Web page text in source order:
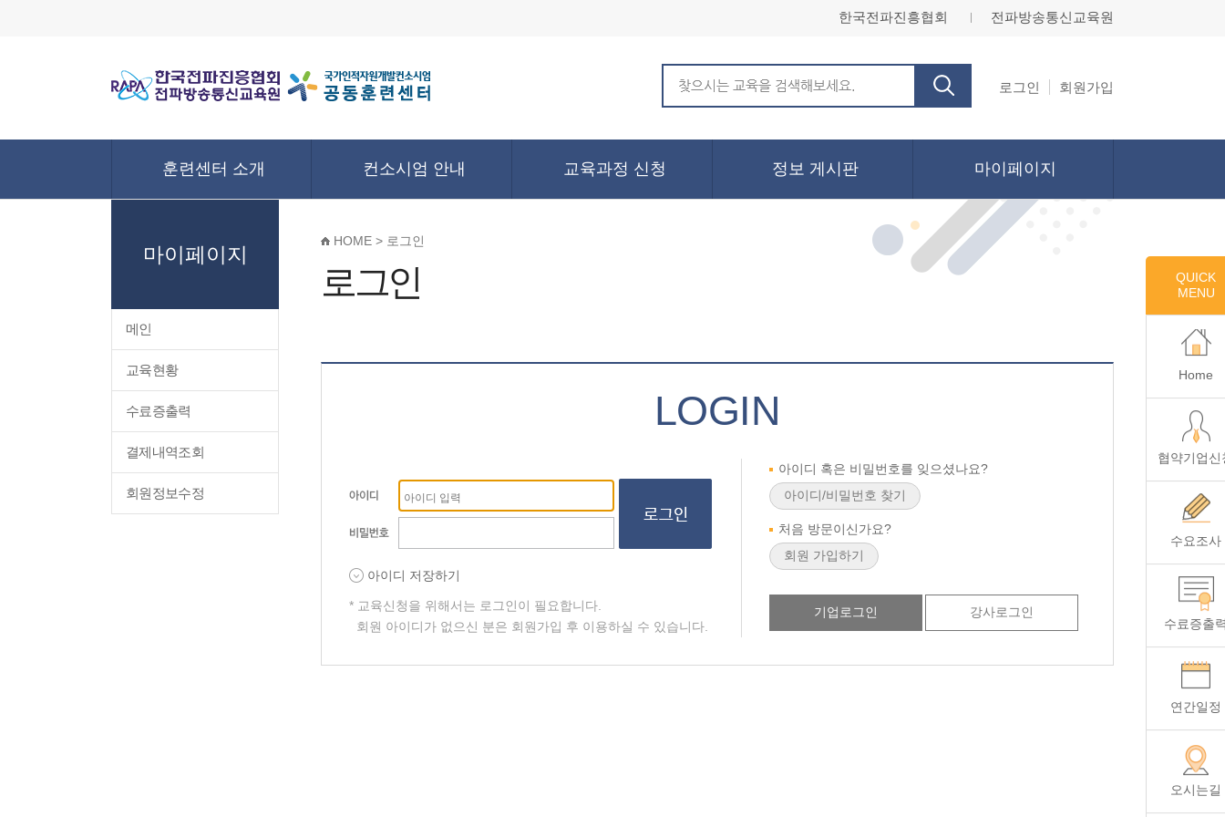
한국전파진흥협회 전파방송통신교육원
로그인 회원가입
QUICK
MENU
Home
협약기업신
수요조사
수료증출
연간일정
오시는길
훈련센터 소개 컨소시엄 안내 교육과정 신청 정보 게시판 마이페이지
마이페이지
메인
교육현황
수료증출력
결제내역조회
회원정보수정
HOME > 로그인
로그인
LOGIN
아이디 저장하기
* 교육신청을 위해서는 로그인이 필요합니다.
회원 아이디가 없으신 분은 회원가입 후 이용하실 수 있습니다.
아이디 혹은 비밀번호를 잊으셨나요?
처음 방문이신가요?
기업로그인 강사로그인